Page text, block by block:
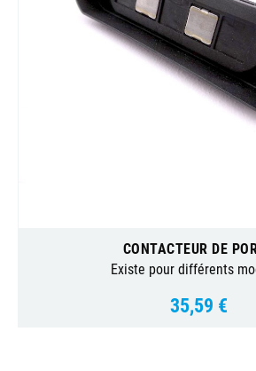
CONTACTEUR DE
Existe pour différents
Prix
35,59 €